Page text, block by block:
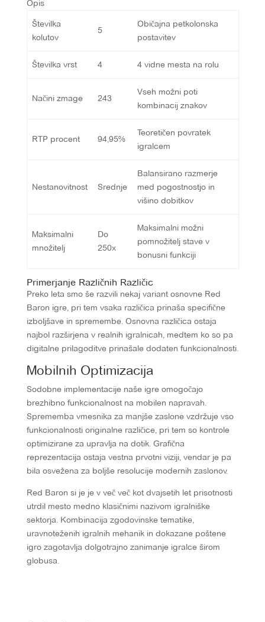
Opis
Številka
kolutov
5
Običajna petkolonska
postavitev
Številka vrst 4 4 vidne mesta na rolu
Načini zmage 243
Vseh možni poti
kombinacij znakov
RTP procent 94,95%
Teoretičen povratek
igralcem
Nestanovitnost Srednje
Balansirano razmerje
med pogostnostjo in
višino dobitkov
Maksimalni
množitelj
Do
250x
Maksimalni možni
pomnožitelj stave v
bonusni funkciji
Primerjanje Različnih Različic
Preko leta smo še razvili nekaj variant osnovne Red
Baron igre, pri tem vsaka različica prinaša specifične
izboljšave in spremembe. Osnovna različica ostaja
najbol razširjena v realnih igralnicah, medtem ko so pa
digitalne prilagoditve prinašale dodaten funkcionalnosti.
Mobilnih Optimizacija
Sodobne implementacije naše igre omogočajo
brezhibno funkcionalnost na mobilen napravah.
Sprememba vmesnika za manjše zaslone vzdržuje vso
funkcionalnosti originalne različice, pri tem so kontrole
optimizirane za upravlja na dotik. Grafična
reprezentacija ostaja vestna prvotni viziji, vendar je pa
bila osvežena za boljše resolucije modernih zaslonov.
Red Baron si je je v več več kot dvajsetih let prisotnosti
utrdil mesto medno klasičnimi nazivom igralniške
sektorja. Kombinacija zgodovinske tematike,
uravnoteženih igralnih mehanik in dokazane poštene
igro zagotavlja dolgotrajno zanimanje igralce širom
globusa.